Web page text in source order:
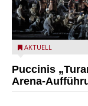
Turandot in der
AKTUELL
Puccinis
Arena-